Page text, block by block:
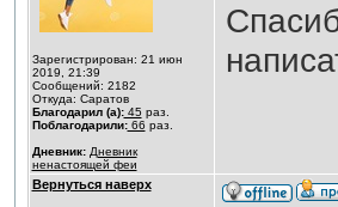
Зарегистрирован: 21 июн
2019, 21:39
Сообщений: 2182
Откуда: Саратов
Благодарил (а):45 раз.
Поблагодарили:66 раз.
Дневник: Дневник
ненастоящей феи
Вернуться наверх